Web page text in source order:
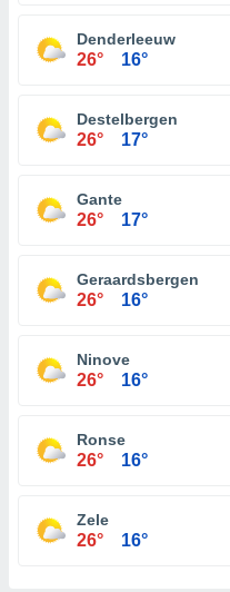
Denderleeuw
26° 16°
Destelbergen
26° 17°
Gante
26° 17°
Geraardsbergen
26° 16°
Ninove
26° 16°
Ronse
26° 16°
Zele
26° 16°